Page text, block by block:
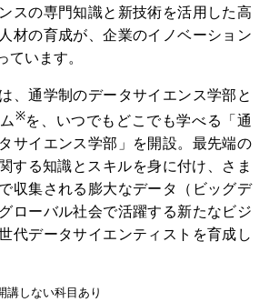
スの専門知識と新技術を活用した高
材の育成が、企業のイノベーション
います。
、通学制のデータサイエンス学部と
※を、いつでもどこでも学べる「通
サイエンス学部」を開設。最先端の
する知識とスキルを身に付け、さま
収集される膨大なデータ（ビッグデ
ローバル社会で活躍する新たなビジ
代データサイエンティストを育成し
しない科目あり